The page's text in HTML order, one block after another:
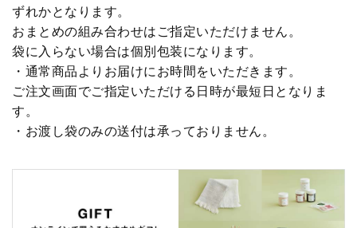
ずれかとなります。
おまとめの組み合わせはご指定いただけません。
袋に入らない場合は個別包装になります。
・通常商品よりお届けにお時間をいただきます。
ご注文画面でご指定いただける日時が最短日となりま
す。
・お渡し袋のみの送付は承っておりません。